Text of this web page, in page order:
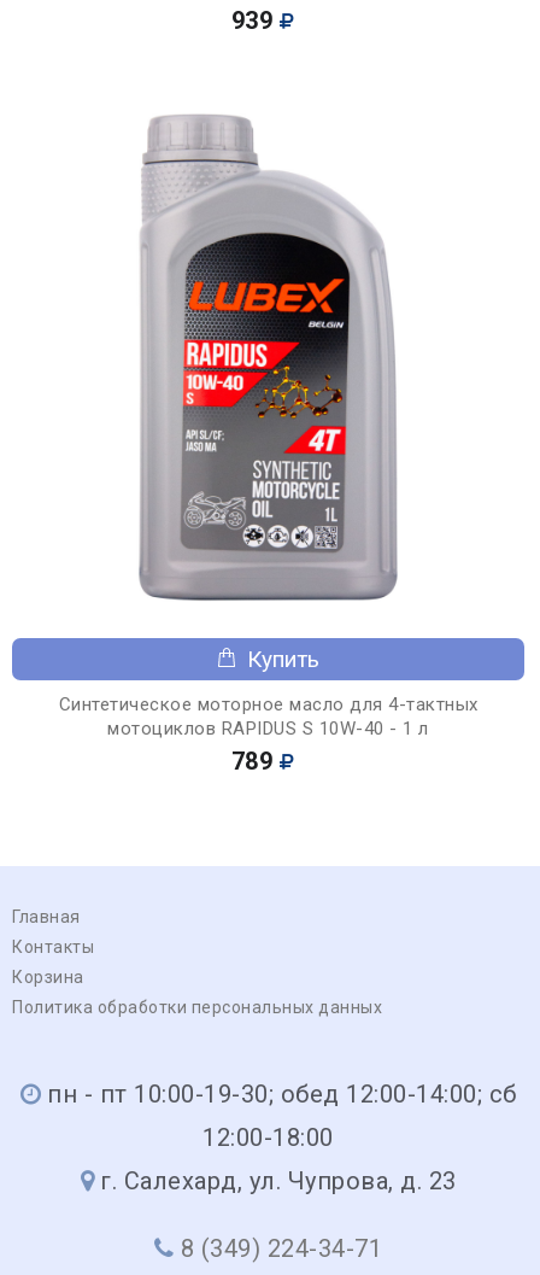
939
Купить
Синтетическое моторное масло для 4-тактных
мотоциклов RAPIDUS S 10W-40 - 1 л
789
Главная
Контакты
Корзина
Политика обработки персональных данных
пн - пт 10:00-19-30; обед 12:00-14:00; сб
12:00-18:00
г. Салехард, ул. Чупрова, д. 23
8 (349) 224-34-71